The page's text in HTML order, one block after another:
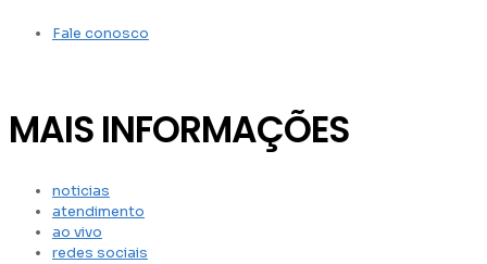
Fale conosco
MAIS INFORMAÇÕES
noticias
atendimento
ao vivo
redes sociais